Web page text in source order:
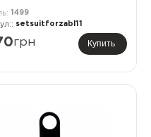
1499
setsuitforzabl11
грн Купить